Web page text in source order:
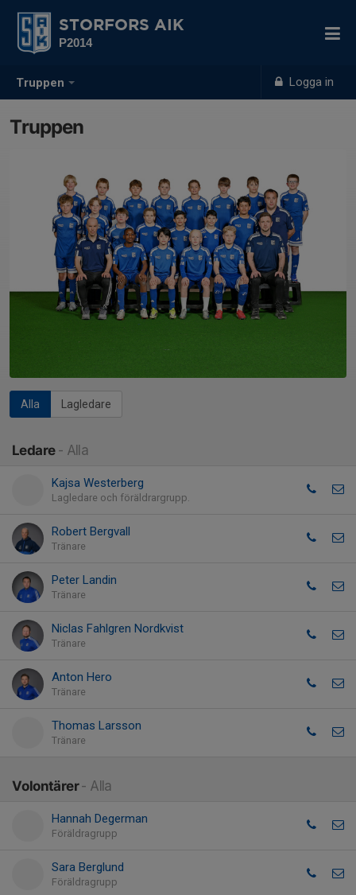
Truppen Logga in
STORFORS AIK
P2014
Truppen
Alla Lagledare
Ledare - Alla
Kajsa Westerberg
Lagledare och föräldrargrupp.
Robert Bergvall
Tränare
Peter Landin
Tränare
Niclas Fahlgren Nordkvist
Tränare
Anton Hero
Tränare
Thomas Larsson
Tränare
Volontärer- Alla
Hannah Degerman
Föräldragrupp
Sara Berglund
Föräldragrupp